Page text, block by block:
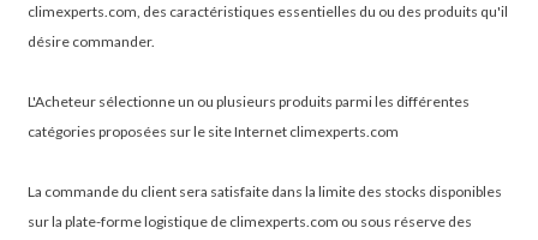
climexperts.com, des caractéristiques essentielles du ou des produits qu'il
désire commander.
L'Acheteur sélectionne un ou plusieurs produits parmi les différentes
catégories proposées sur le site Internet climexperts.com
La commande du client sera satisfaite dans la limite des stocks disponibles
sur la plate-forme logistique de climexperts.com ou sous réserve des